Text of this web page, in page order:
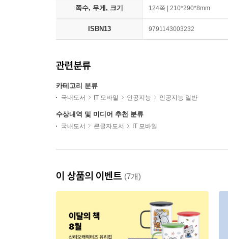
쪽수, 무게, 크기 124쪽 | 210*290*8mm
ISBN13 9791143003232
관련분류
카테고리 분류
국내도서 IT 모바일 인공지능 인공지능 일반
수상내역 및 미디어 추천 분류
국내도서 큰글자도서 IT 모바일
이 상품의 이벤트 (7개)